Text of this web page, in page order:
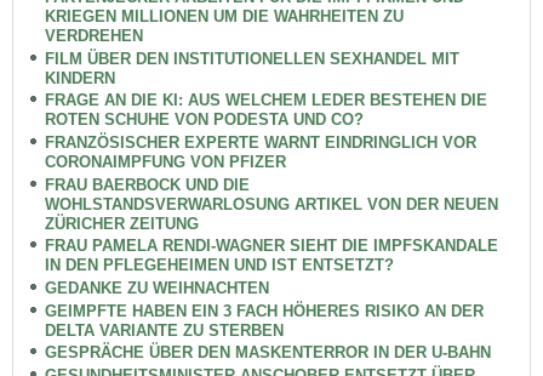
KRIEGEN MILLIONEN UM DIE WAHRHEITEN ZU
VERDREHEN
FILM ÜBER DEN INSTITUTIONELLEN SEXHANDEL MIT
KINDERN
FRAGE AN DIE KI: AUS WELCHEM LEDER BESTEHEN DIE
ROTEN SCHUHE VON PODESTA UND CO?
FRANZÖSISCHER EXPERTE WARNT EINDRINGLICH VOR
CORONAIMPFUNG VON PFIZER
FRAU BAERBOCK UND DIE
WOHLSTANDSVERWARLOSUNG ARTIKEL VON DER NEUEN
ZÜRICHER ZEITUNG
FRAU PAMELA RENDI-WAGNER SIEHT DIE IMPFSKANDALE
IN DEN PFLEGEHEIMEN UND IST ENTSETZT?
GEDANKE ZU WEIHNACHTEN
GEIMPFTE HABEN EIN 3 FACH HÖHERES RISIKO AN DER
DELTA VARIANTE ZU STERBEN
GESPRÄCHE ÜBER DEN MASKENTERROR IN DER U-BAHN